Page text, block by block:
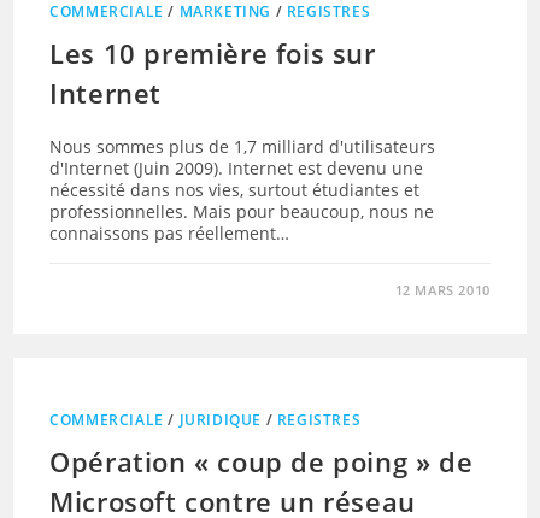
COMMERCIALE / MARKETING / REGISTRES
Les 10 première fois sur
Internet
Nous sommes plus de 1,7 milliard d'utilisateurs
d'Internet (Juin 2009). Internet est devenu une
nécessité dans nos vies, surtout étudiantes et
professionnelles. Mais pour beaucoup, nous ne
connaissons pas réellement…
12 MARS 2010
COMMERCIALE / JURIDIQUE / REGISTRES
Opération « coup de poing » de
Microsoft contre un réseau